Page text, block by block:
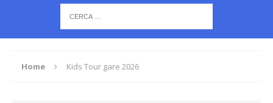
Home Kids Tour gare 2026